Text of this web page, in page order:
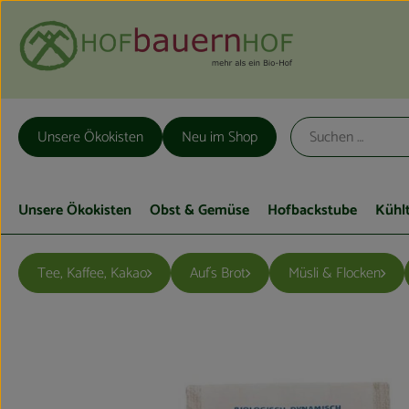
Unsere Ökokisten Neu im Shop
Unsere Ökokisten Obst & Gemüse Hofbackstube
Tee, Kaffee, Kakao Auf´s Brot Müsli & Flocken